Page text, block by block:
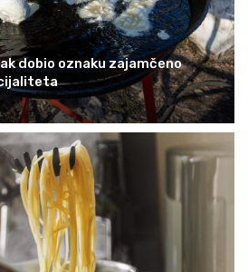
dobio oznaku zajamčeno